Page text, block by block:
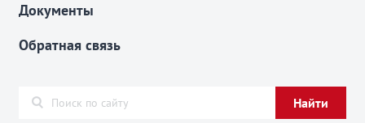
Документы
Обратная связь
Найти